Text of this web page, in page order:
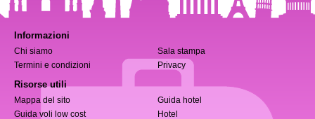
Informazioni
Chi siamo
Sala stampa
Termini e condizioni
Privacy
Risorse utili
Mappa del sito
Guida hotel
Guida voli low cost
Hotel